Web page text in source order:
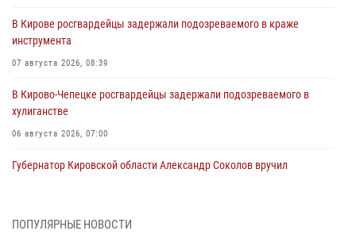
В Кирове росгвардейцы задержали подозреваемого в краже
инструмента
07 августа 2026, 08:39
В Кирово-Чепецке росгвардейцы задержали подозреваемого в
хулиганстве
06 августа 2026, 07:00
Губернатор Кировской области Александр Соколов вручил
ПОПУЛЯРНЫЕ НОВОСТИ